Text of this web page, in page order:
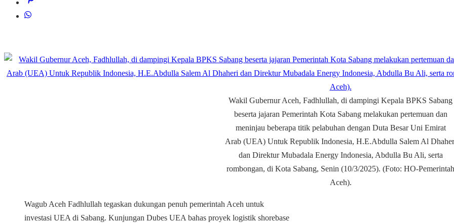
Wakil Gubernur Aceh, Fadhlullah, di dampingi Kepala BPKS Sabang
beserta jajaran Pemerintah Kota Sabang melakukan pertemuan dan
meninjau beberapa titik pelabuhan dengan Duta Besar Uni Emirat
Arab (UEA) Untuk Republik Indonesia, H.E.Abdulla Salem Al
dan Direktur Mubadala Energy Indonesia, Abdulla Bu Ali, serta
rombongan, di Kota Sabang, Senin (10/3/2025). (Foto: HO-Pemerintah
Aceh).
Wagub Aceh Fadhlullah tegaskan dukungan penuh pemerintah Aceh untuk
investasi UEA di Sabang. Kunjungan Dubes UEA bahas proyek logistik shorebase